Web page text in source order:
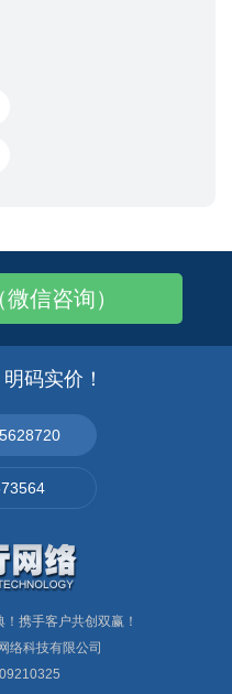
信咨询）
码实价！
携手客户共创双赢！
络科技有限公司